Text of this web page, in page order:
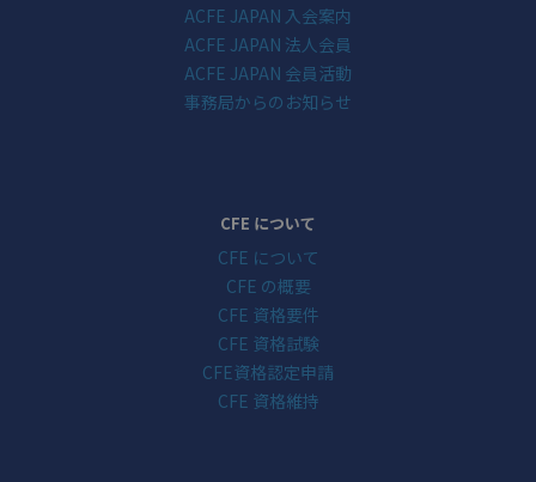
ACFE JAPAN 入会案内
ACFE JAPAN 法人会員
ACFE JAPAN 会員活動
事務局からのお知らせ
CFE について
CFE について
CFE の概要
CFE 資格要件
CFE 資格試験
CFE資格認定申請
CFE 資格維持